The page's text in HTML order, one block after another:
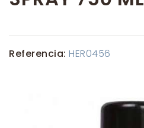
Referencia: HER0456